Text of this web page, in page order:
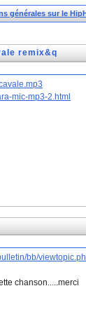
générales sur le
remix&q
mic-mp3-2.html
bb/
chanson.....merci